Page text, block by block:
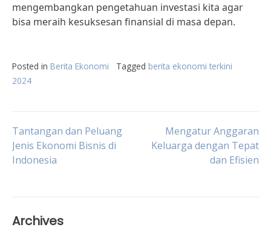
mengembangkan pengetahuan investasi kita agar
bisa meraih kesuksesan finansial di masa depan.
Posted in Berita Ekonomi Tagged berita ekonomi terkini
2024
Post
navigation
Tantangan dan Peluang
Jenis Ekonomi Bisnis di
Indonesia
Mengatur Anggaran
Keluarga dengan Tepat
dan Efisien
Archives